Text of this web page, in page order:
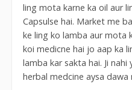
ling mota karne ka oil aur
Capsulse hai. Market me
ke ling ko lamba aur mota
koi medicne hai jo aap ka
lamba kar sakta hai. Ji
herbal medcine aysa dawa